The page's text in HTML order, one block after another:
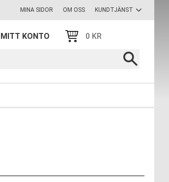
MINA SIDOR OM OSS KUNDTJÄNST
MITT KONTO 0 KR